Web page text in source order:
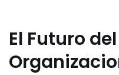
El Futuro